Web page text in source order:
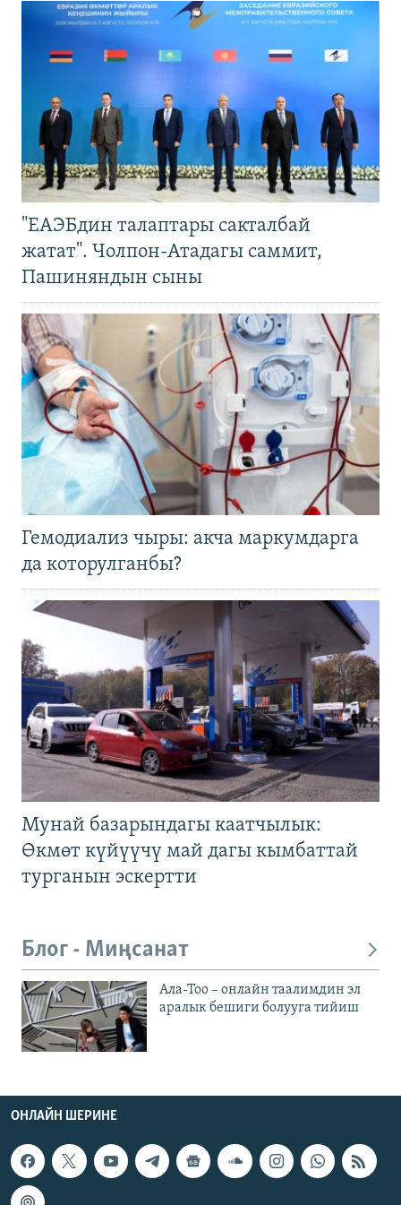
"ЕАЭБдин талаптары сакталбай
жатат". Чолпон-Атадагы саммит,
Пашиняндын сыны
Гемодиализ чыры: акча маркумдарга
да которулганбы?
Мунай базарындагы каатчылык:
Өкмөт күйүүчү май дагы кымбаттай
турганын эскертти
Блог - Миңсанат
Ала-Тоо – онлайн таалимдин эл
аралык бешиги болууга тийиш
ОНЛАЙН ШЕРИНЕ